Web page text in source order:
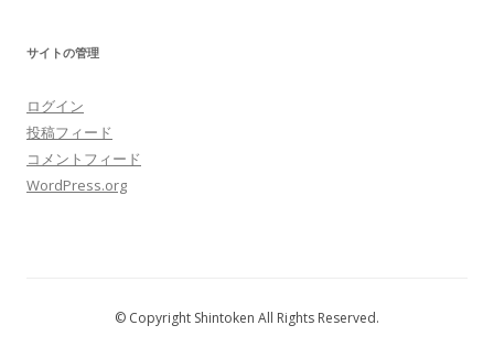
サイトの管理
ログイン
投稿フィード
コメントフィード
WordPress.org
© Copyright Shintoken All Rights Reserved.